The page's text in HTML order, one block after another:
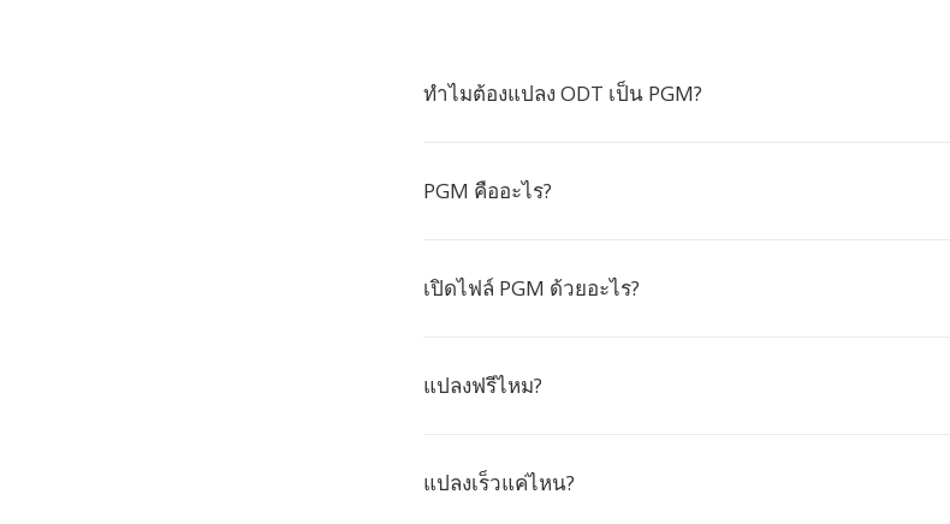
ทำไมต้องแปลง ODT เป็น PGM?
PGM คืออะไร?
เปิดไฟล์ PGM ด้วยอะไร?
แปลงฟรีไหม?
แปลงเร็วแค่ไหน?